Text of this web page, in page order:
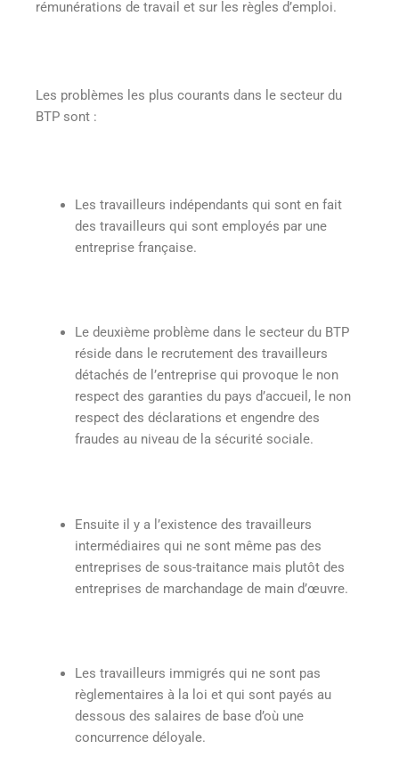
rémunérations de travail et sur les règles d’emploi.
Les problèmes les plus courants dans le secteur du
BTP sont :
Les travailleurs indépendants qui sont en fait
des travailleurs qui sont employés par une
entreprise française.
Le deuxième problème dans le secteur du BTP
réside dans le recrutement des travailleurs
détachés de l’entreprise qui provoque le non
respect des garanties du pays d’accueil, le non
respect des déclarations et engendre des
fraudes au niveau de la sécurité sociale.
Ensuite il y a l’existence des travailleurs
intermédiaires qui ne sont même pas des
entreprises de sous-traitance mais plutôt des
entreprises de marchandage de main d’œuvre.
Les travailleurs immigrés qui ne sont pas
règlementaires à la loi et qui sont payés au
dessous des salaires de base d’où une
concurrence déloyale.